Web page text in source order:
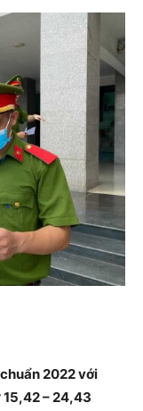
2022 với
– 24,43